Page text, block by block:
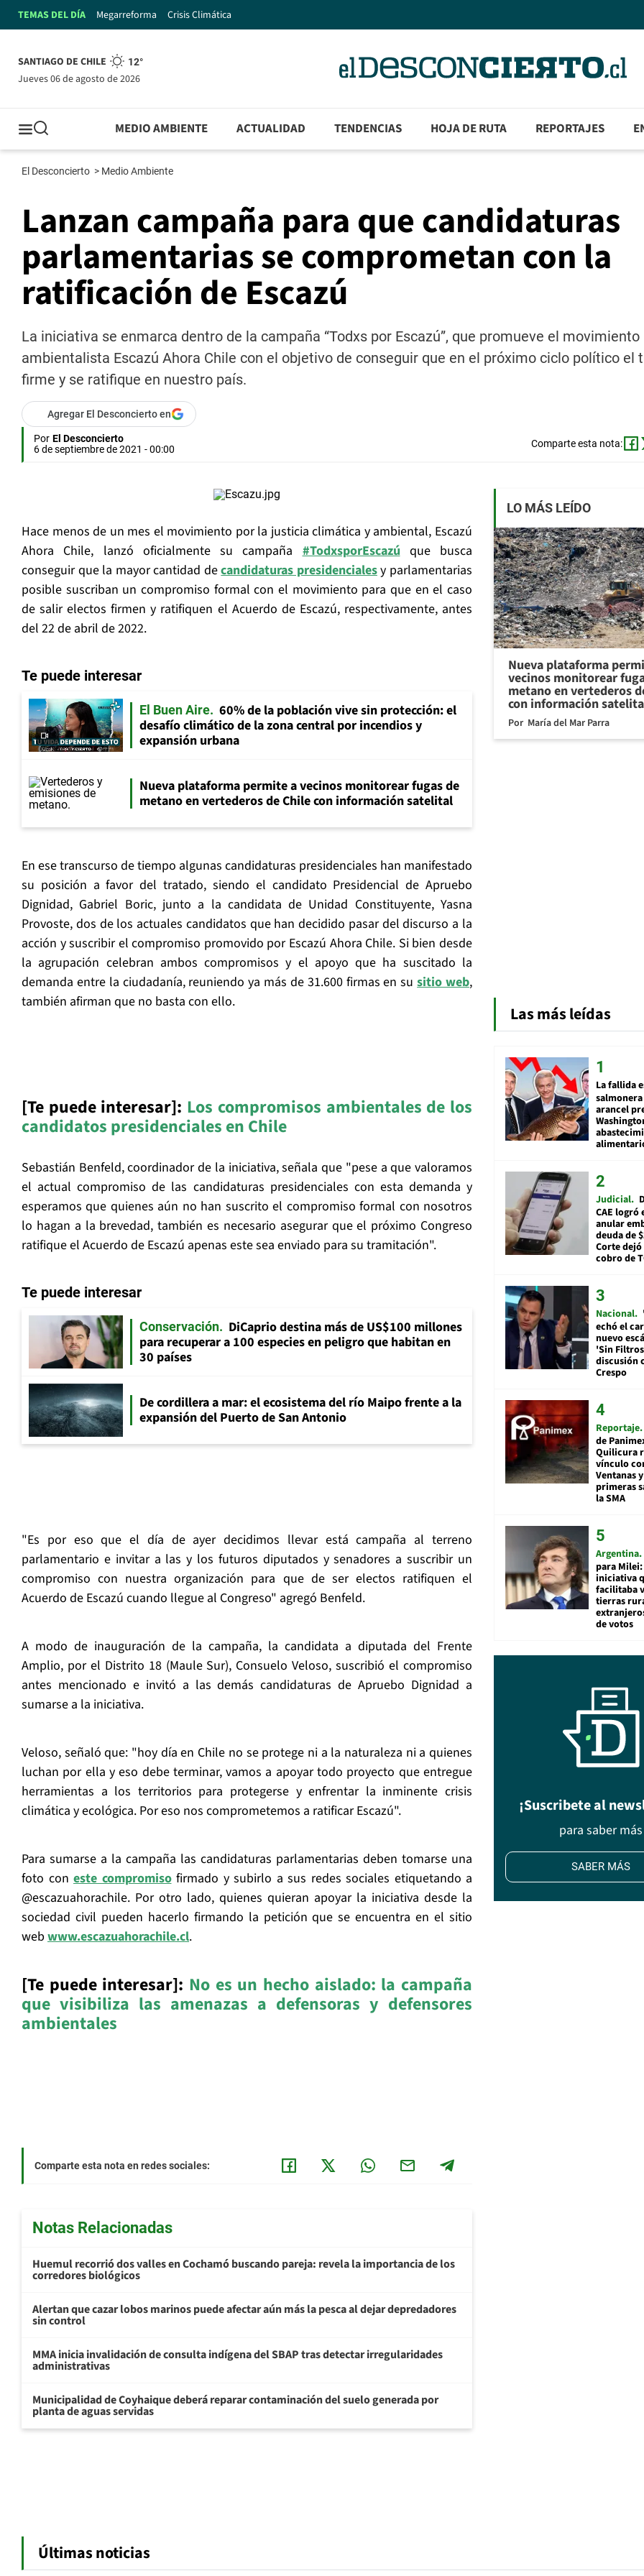
TEMAS DEL DÍA Megarreforma Crisis Climática
SANTIAGO DE CHILE 12°
jueves 06 de agosto de 2026
MEDIO AMBIENTE ACTUALIDAD TENDENCIAS HOJA DE RUTA REPORTAJES
El Desconcierto > Medio Ambiente
Lanzan campaña para que candidaturas
parlamentarias se comprometan con la
ratificación de Escazú
La iniciativa se enmarca dentro de la campaña “Todxs por Escazú”, que promueve el movimiento
ambientalista Escazú Ahora Chile con el objetivo de conseguir que en el próximo ciclo político el
firme y se ratifique en nuestro país.
Agregar El Desconcierto en
Por El Desconcierto
6 de septiembre de 2021 - 00:00
Comparte esta nota:
Hace menos de un mes el movimiento por la justicia climática y ambiental, Escazú
Ahora Chile, lanzó oficialmente su campaña#TodxsporEscazúque busca
conseguir que la mayor cantidad decandidaturas presidencialesy parlamentarias
posible suscriban un compromiso formal con el movimiento para que en el caso
de salir electos firmen y ratifiquen el Acuerdo de Escazú, respectivamente, antes
del 22 de abril de 2022.
Te puede interesar
El Buen Aire
60% de la población vive sin protección: el
desafío climático de la zona central por incendios y
expansión urbana
Nueva plataforma permite a vecinos monitorear fugas de
metano en vertederos de Chile con información satelital
En ese transcurso de tiempo algunas candidaturas presidenciales han manifestado
su posición a favor del tratado, siendo el candidato Presidencial de Apruebo
Dignidad, Gabriel Boric, junto a la candidata de Unidad Constituyente, Yasna
Provoste, dos de los actuales candidatos que han decidido pasar del discurso a la
acción y suscribir el compromiso promovido por Escazú Ahora Chile. Si bien desde
la agrupación celebran ambos compromisos y el apoyo que ha suscitado la
demanda entre la ciudadanía, reuniendo ya más de 31.600 firmas en susitio web,
también afirman que no basta con ello.
[Te puede interesar]: Los compromisos ambientales de los
candidatos presidenciales en Chile
Sebastián Benfeld, coordinador de la iniciativa, señala que "pese a que valoramos
el actual compromiso de las candidaturas presidenciales con esta demanda y
esperamos que quienes aún no han suscrito el compromiso formal con nosotros
lo hagan a la brevedad, también es necesario asegurar que el próximo Congreso
ratifique el Acuerdo de Escazú apenas este sea enviado para su tramitación".
Te puede interesar
Conservación
DiCaprio destina más de US$100 millones
para recuperar a 100 especies en peligro que habitan en
30 países
De cordillera a mar: el ecosistema del río Maipo frente a la
expansión del Puerto de San Antonio
"Es por eso que el día de ayer decidimos llevar está campaña al terreno
parlamentario e invitar a las y los futuros diputados y senadores a suscribir un
compromiso con nuestra organización para que de ser electos ratifiquen el
Acuerdo de Escazú cuando llegue al Congreso" agregó Benfeld.
A modo de inauguración de la campaña, la candidata a diputada del Frente
Amplio, por el Distrito 18 (Maule Sur), Consuelo Veloso, suscribió el compromiso
antes mencionado e invitó a las demás candidaturas de Apruebo Dignidad a
sumarse a la iniciativa.
Veloso, señaló que: "hoy día en Chile no se protege ni a la naturaleza ni a quienes
luchan por ella y eso debe terminar, vamos a apoyar todo proyecto que entregue
herramientas a los territorios para protegerse y enfrentar la inminente crisis
climática y ecológica. Por eso nos comprometemos a ratificar Escazú".
Para sumarse a la campaña las candidaturas parlamentarias deben tomarse una
foto con este compromisofirmado y subirlo a sus redes sociales etiquetando a
@escazuahorachile. Por otro lado, quienes quieran apoyar la iniciativa desde la
sociedad civil pueden hacerlo firmando la petición que se encuentra en el sitio
webwww.escazuahorachile.cl.
[Te puede interesar]: No es un hecho aislado: la campaña
que visibiliza las amenazas a defensoras y defensores
ambientales
Comparte esta nota en redes sociales:
Notas Relacionadas
Huemul recorrió dos valles en Cochamó buscando pareja: revela la importancia de los
corredores biológicos
Alertan que cazar lobos marinos puede afectar aún más la pesca al dejar depredadores
sin control
MMA inicia invalidación de consulta indígena del SBAP tras detectar irregularidades
administrativas
Municipalidad de Coyhaique deberá reparar contaminación del suelo generada por
planta de aguas servidas
LO MÁS LEÍDO
Nueva plataforma
vecinos monitorear
metano en vertederos
con información
Por María del Mar Parra
Las más leídas
La fallida
arancel
Judicial
CAE logró
anular
deuda de
Corte
cobro de
Nacional
echó el
nuevo
'Sin
discusión
Crespo
Reportaje
de
Quilicura
vínculo
Ventanas
primeras
la SMA
Argentina
para
iniciativa
facilitaba
tierras
de votos
¡Suscribete al
para saber más
SABER MÁS
Últimas noticias